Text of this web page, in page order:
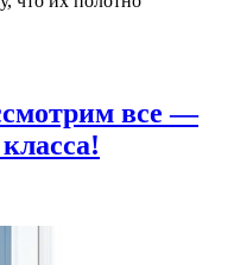
все —